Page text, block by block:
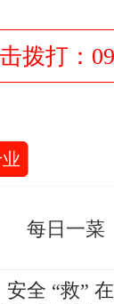
拨打：
每日一菜
安全 “救”